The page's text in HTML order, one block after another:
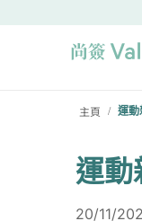
主頁 / 運動
運動
20/11/